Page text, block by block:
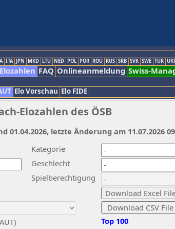
ITA JPN MKD LTU NED POL POR ROU RUS SRB SVK SWE TUR
Elozahlen FAQ Onlineanmeldung Swiss-
Elo Vorschau Elo FIDE
Elozahlen des ÖSB
Kategorie
Geschlecht
Spielberechtigung
Top 100
01.04.2026, letzte Änderung am 11.07.2026